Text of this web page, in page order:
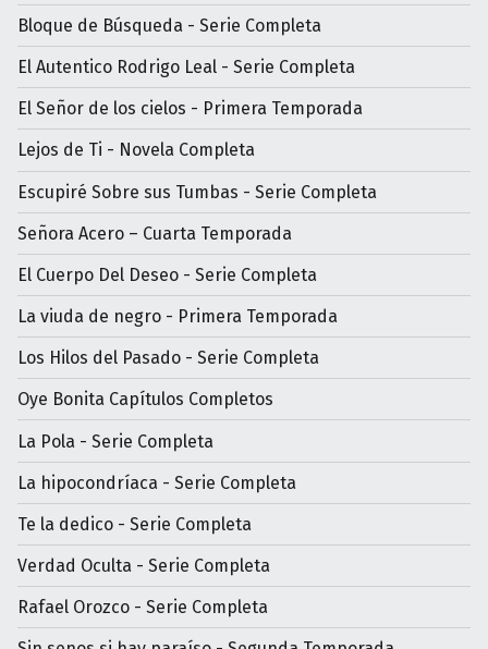
Bloque de Búsqueda - Serie Completa
El Autentico Rodrigo Leal - Serie Completa
El Señor de los cielos - Primera Temporada
Lejos de Ti - Novela Completa
Escupiré Sobre sus Tumbas - Serie Completa
Señora Acero – Cuarta Temporada
El Cuerpo Del Deseo - Serie Completa
La viuda de negro - Primera Temporada
Los Hilos del Pasado - Serie Completa
Oye Bonita Capítulos Completos
La Pola - Serie Completa
La hipocondríaca - Serie Completa
Te la dedico - Serie Completa
Verdad Oculta - Serie Completa
Rafael Orozco - Serie Completa